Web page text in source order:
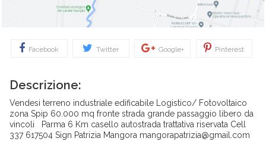
Facebook Twitter Google+ Pinterest
Descrizione:
Vendesi terreno industriale edificabile Logistico/ Fotovoltaico
zona Spip 60.000 mq fronte strada grande passaggio libero da
vincoli Parma 6 Km casello autostrada trattativa riservata Cell
337 617504 Sign Patrizia Mangora mangorapatrizia@gmail.com